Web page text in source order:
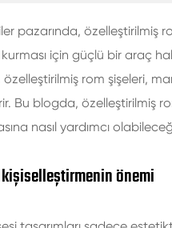
pazarında, özelleştirilmiş
için güçlü bir araç
rom şişeleri,
Bu blogda, özelleştirilmiş
nasıl yardımcı
kişiselleştirmenin önemi